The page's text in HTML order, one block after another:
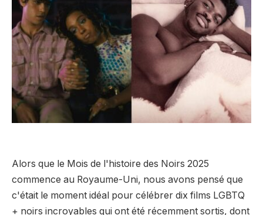
Alors que le Mois de l'histoire des Noirs 2025
commence au Royaume-Uni, nous avons pensé que
c'était le moment idéal pour célébrer dix films LGBTQ
+ noirs incroyables qui ont été récemment sortis, dont